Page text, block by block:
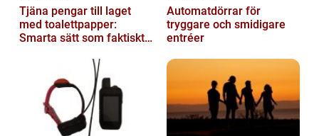
Tjäna pengar till laget
med toalettpapper:
Smarta sätt som faktiskt
Automatdörrar för
tryggare och smidigare
entréer